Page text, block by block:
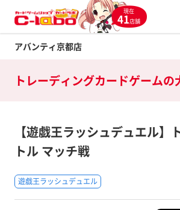
現在
41店舗
アバンティ京都店
Twitter
トレーディングカードゲームの
【遊戯王ラッシュデュエル】
トル マッチ戦
遊戯王ラッシュデュエル